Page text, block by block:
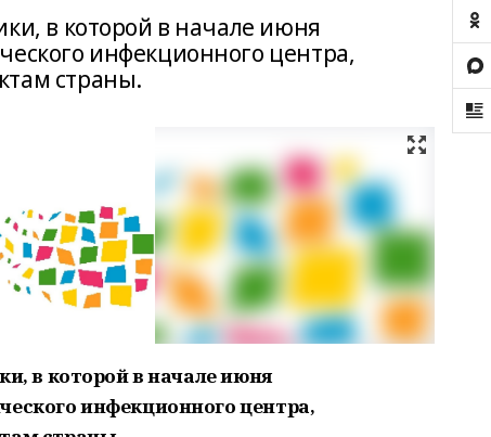
в которой в начале июня
инфекционного центра,
страны.
в которой в начале июня
инфекционного центра,